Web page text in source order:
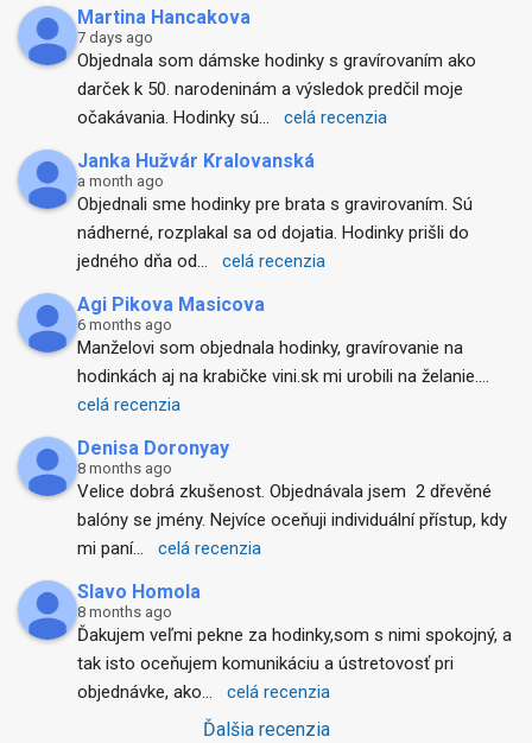
Martina Hancakova
7 days ago
Objednala som dámske hodinky s gravírovaním ako
darček k 50. narodeninám a výsledok predčil moje
očakávania. Hodinky sú... celá recenzia
Janka Hužvár Kralovanská
a month ago
Objednali sme hodinky pre brata s gravirovaním. Sú
nádherné, rozplakal sa od dojatia. Hodinky prišli do
jedného dňa od... celá recenzia
Agi Pikova Masicova
6 months ago
Manželovi som objednala hodinky, gravírovanie na
hodinkách aj na krabičke vini.sk mi urobili na želanie.
celá recenzia
Denisa Doronyay
8 months ago
Velice dobrá zkušenost. Objednávala jsem  2 dřevěné
balóny se jmény. Nejvíce oceňuji individuální přístup, kdy
mi paní... celá recenzia
Slavo Homola
8 months ago
Ďakujem veľmi pekne za hodinky,som s nimi spokojný, a
tak isto oceňujem komunikáciu a ústretovosť pri
objednávke, ako... celá recenzia
Ďalšia recenzia